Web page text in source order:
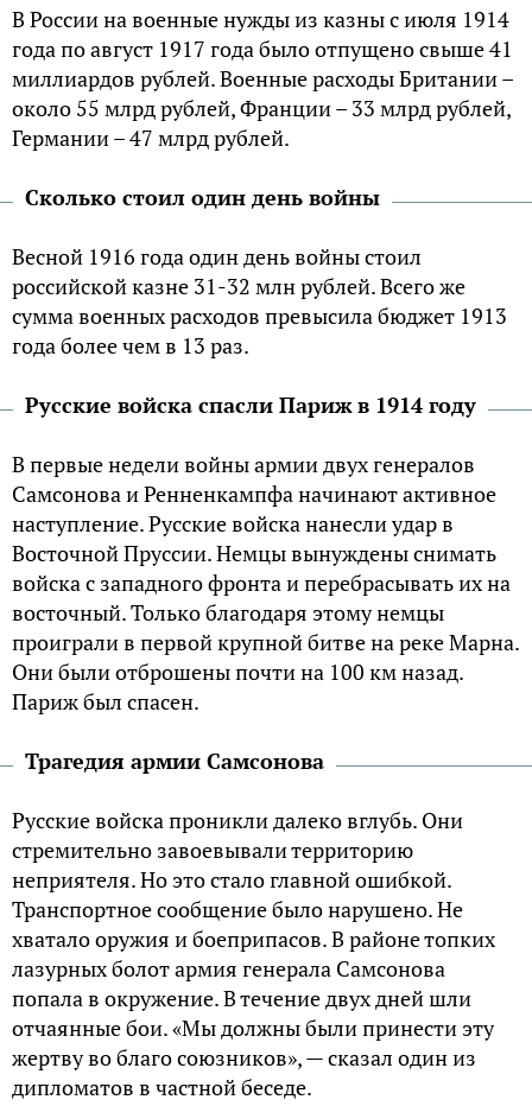
В России на военные нужды из казны с июля 1914
года по август 1917 года было отпущено свыше 41
миллиардов рублей. Военные расходы Британии –
около 55 млрд рублей, Франции – 33 млрд рублей,
Германии – 47 млрд рублей.
Сколько стоил один день войны
Весной 1916 года один день войны стоил
российской казне 31-32 млн рублей. Всего же
сумма военных расходов превысила бюджет 1913
года более чем в 13 раз.
Русские войска спасли Париж в 1914 году
В первые недели войны армии двух генералов
Самсонова и Ренненкампфа начинают активное
наступление. Русские войска нанесли удар в
Восточной Пруссии. Немцы вынуждены снимать
войска с западного фронта и перебрасывать их на
восточный. Только благодаря этому немцы
проиграли в первой крупной битве на реке Марна.
Они были отброшены почти на 100 км назад.
Париж был спасен.
Трагедия армии Самсонова
Русские войска проникли далеко вглубь. Они
стремительно завоевывали территорию
неприятеля. Но это стало главной ошибкой.
Транспортное сообщение было нарушено. Не
хватало оружия и боеприпасов. В районе топких
лазурных болот армия генерала Самсонова
попала в окружение. В течение двух дней шли
отчаянные бои. «Мы должны были принести эту
жертву во благо союзников», — сказал один из
дипломатов в частной беседе.